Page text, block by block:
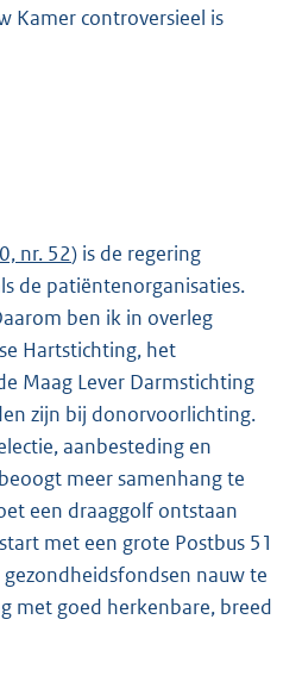
Kamer controversieel is
nr. 52) is de regering
de patiëntenorganisaties.
ben ik in overleg
Hartstichting, het
Maag Lever Darmstichting
zijn bij donorvoorlichting.
aanbesteding en
meer samenhang te
een draaggolf ontstaan
met een grote Postbus 51
nauw te
met goed herkenbare, breed